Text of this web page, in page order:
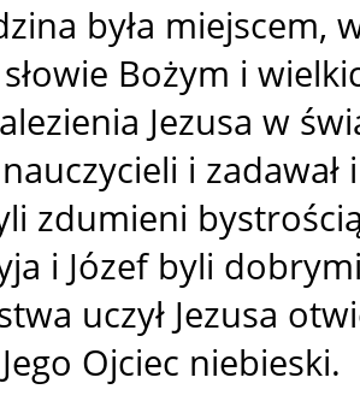
była
Bożym i
Jezusa w
i
zdumieni
i Józef byli
uczył Jezusa
Ojciec niebieski.